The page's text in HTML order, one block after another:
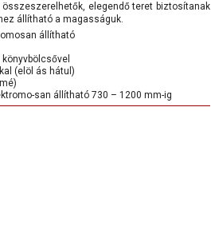
összeszerelhetők, elegendő teret biztosítanak
állítható a magasságuk.
állítható
(elöl ás hátul)
san állítható 730 – 1200 mm-ig